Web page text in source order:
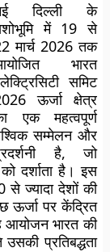
दिल्ली के
में 19 से
मार्च 2026 तक
भारत
समिट
ऊर्जा क्षेत्र
एक महत्वपूर्ण
सम्मेलन और
है, जो
दर्शाता है। इस
ज्यादा देशों की
ऊर्जा पर केंद्रित
भारत की
प्रतिबद्धता